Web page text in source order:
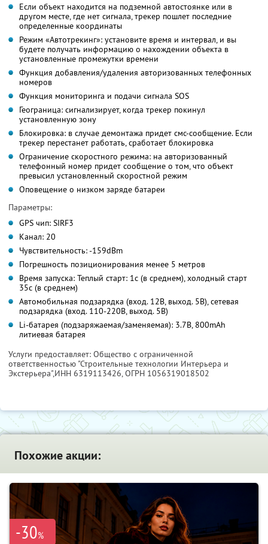
Если объект находится на подземной автостоянке или в
другом месте, где нет сигнала, трекер пошлет последние
определенные координаты
Режим «Автотрекинг»: установите время и интервал, и вы
будете получать информацию о нахождении объекта в
установленные промежутки времени
Функция добавления/удаления авторизованных телефонных
номеров
Функция мониторинга и подачи сигнала SOS
Геограница: сигнализирует, когда трекер покинул
установленную зону
Блокировка: в случае демонтажа придет смс-сообщение. Если
трекер перестанет работать, сработает блокировка
Ограничение скоростного режима: на авторизованный
телефонный номер придет сообщение о том, что объект
превысил установленный скоростной режим
Оповещение о низком заряде батареи
Параметры:
GPS чип: SIRF3
Канал: 20
Чувствительность: -159dBm
Погрешность позиционирования менее 5 метров
Время запуска: Теплый старт: 1с (в среднем), холодный старт
35с (в среднем)
Автомобильная подзарядка (вход. 12В, выход. 5В), сетевая
подзарядка (вход. 110-220В, выход. 5В)
Li-батарея (подзаряжаемая/заменяемая): 3.7В, 800mAh
литиевая батарея
Услуги предоставляет: Общество с ограниченной
ответственностью "Строительные технологии Интерьера и
Экстерьера",ИНН 6319113426, ОГРН 1056319018502
Похожие акции:
-30%